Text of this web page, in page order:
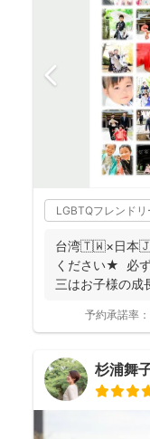
LGBTQフレンドリ
台湾🇹🇼×日本
ください★ 必
三はお子様の成
予約承諾率：
杉浦舞